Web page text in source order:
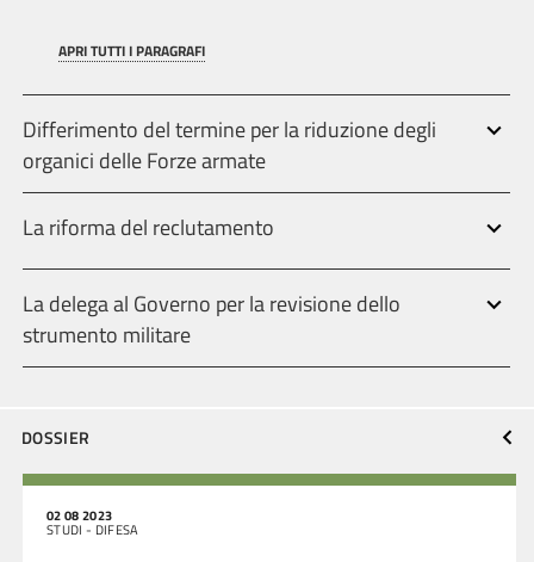
APRI TUTTI I PARAGRAFI
Differimento del termine per la riduzione degli
organici delle Forze armate
La riforma del reclutamento
La delega al Governo per la revisione dello
strumento militare
DOSSIER
02 08 2023
STUDI - DIFESA